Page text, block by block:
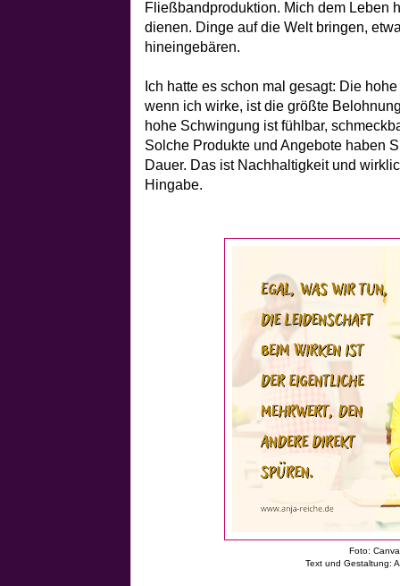
Fließbandproduktion. Mich dem Leben
dienen. Dinge auf die Welt bringen,
hineingebären.
Ich hatte es schon mal gesagt: Die
wenn ich wirke, ist die größte
hohe Schwingung ist fühlbar,
Solche Produkte und Angebote haben
Dauer. Das ist Nachhaltigkeit und
Hingabe.
Foto: Canva
Text und Gestaltung: